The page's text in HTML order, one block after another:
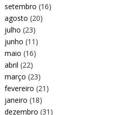
setembro (16)
agosto (20)
julho (23)
junho (11)
maio (16)
abril (22)
março (23)
fevereiro (21)
janeiro (18)
dezembro (31)